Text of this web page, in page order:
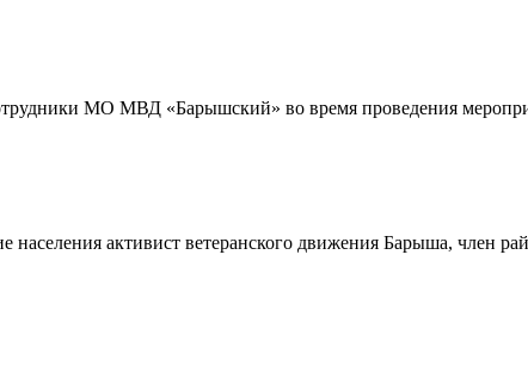
МО МВД «Барышский» во время проведения
населения активист ветеранского движения Барыша, член